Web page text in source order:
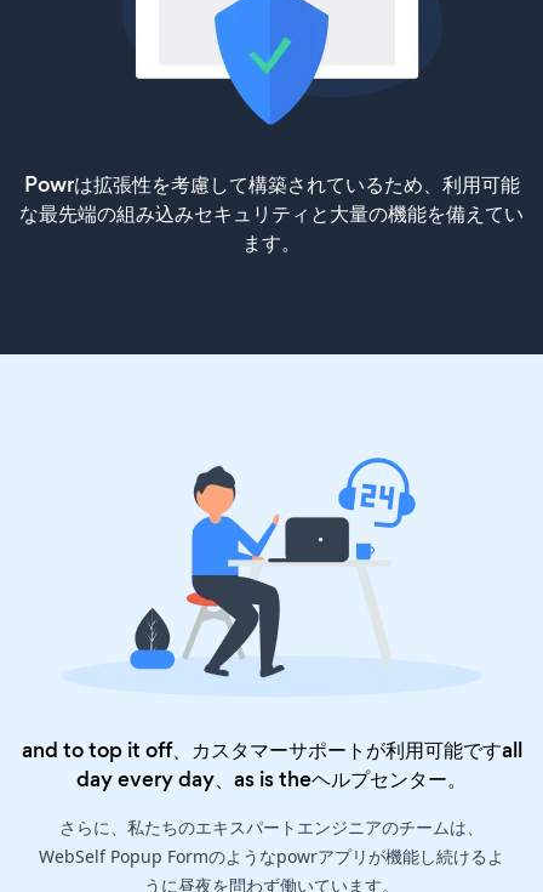
Powrは拡張性を考慮して構築されているため、利用可能
な最先端の組み込みセキュリティと大量の機能を備えてい
ます。
and to top it off、カスタマーサポートが利用可能ですall
day every day、as is theヘルプセンター。
さらに、私たちのエキスパートエンジニアのチームは、
WebSelf Popup Formのようなpowrアプリが機能し続けるよ
うに昼夜を問わず働いています。